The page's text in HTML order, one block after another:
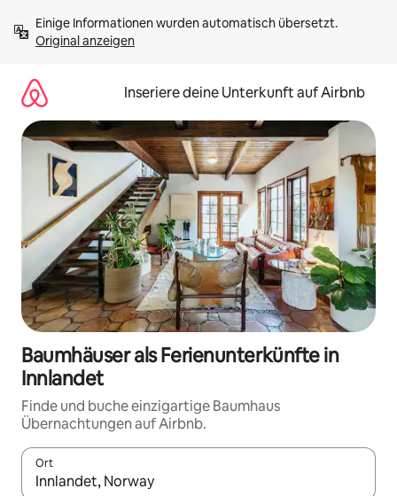
Inhalten
springenOriginal anzeigen
Inseriere deine Unterkunft auf Airbnb
Baumhäuser als Ferienunterkünfte in
Innlandet
Finde und buche einzigartige Baumhaus
Übernachtungen auf Airbnb.
Ort
Wenn Ergebnisse verfügbar sind, navigiere mit den